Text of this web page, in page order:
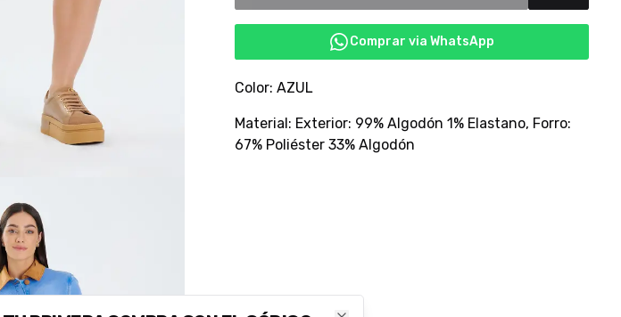
Comprar via WhatsApp
Color: AZUL
Material: Exterior: 99% Algodón 1% Elastano, Forro:
67% Poliéster 33% Algodón